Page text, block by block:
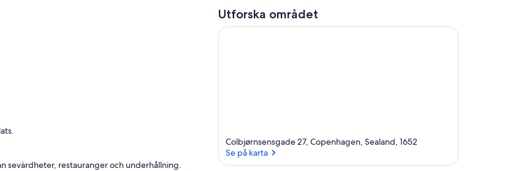
sevärdheter, restauranger och underhållning.
Utforska området
Colbjørnsensgade 27, Copenhagen, Sealand, 1652
Se på karta